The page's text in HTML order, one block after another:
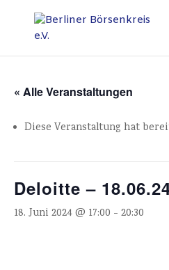
« Alle Veranstaltungen
Diese Veranstaltung hat
Deloitte –
18. Juni 2024 @ 17:00 - 20:30